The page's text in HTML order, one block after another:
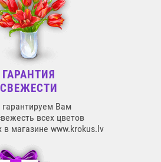
ГАРАНТИЯ
СВЕЖЕСТИ
Вам
всех цветов
в магазине www.krokus.lv